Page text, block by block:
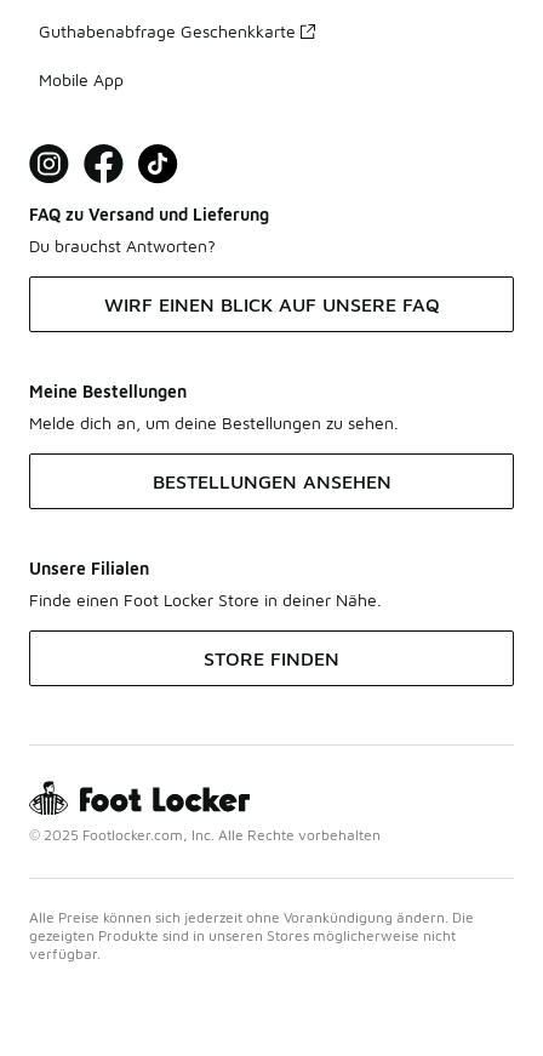
Guthabenabfrage Geschenkkarte
Mobile App
FAQ zu Versand und Lieferung
Du brauchst Antworten?
WIRF EINEN BLICK AUF UNSERE FAQ
Meine Bestellungen
Melde dich an, um deine Bestellungen zu sehen.
BESTELLUNGEN ANSEHEN
Unsere Filialen
Finde einen Foot Locker Store in deiner Nähe.
STORE FINDEN
© 2025 Footlocker.com, Inc. Alle Rechte vorbehalten
Alle Preise können sich jederzeit ohne Vorankündigung ändern. Die
gezeigten Produkte sind in unseren Stores möglicherweise nicht
verfügbar.